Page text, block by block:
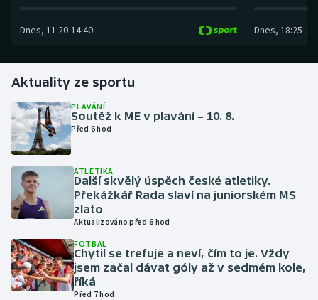
Futsal
Golf
Gymnastika
Házená
Jezdectví
Judo
Krasobruslení
Dnes, 11:20-14:40 Dnes, 18:25-
Aktuality ze sportu
PLAVÁNÍ
Soutěž k ME v plavání – 10. 8.
Před 6 hod
ATLETIKA
Další skvělý úspěch české atletiky.
Překážkář Rada slaví na juniorském MS
zlato
Aktualizováno před 6 hod
FOTBAL
Chytil se trefuje a neví, čím to je. Vždy
jsem začal dávat góly až v sedmém kole,
říká
Před 7 hod